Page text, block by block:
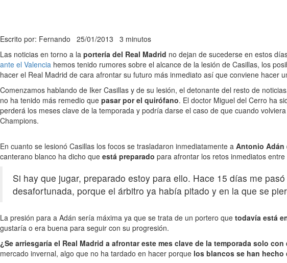
Escrito por: Fernando 25/01/2013 3 minutos
Las noticias en torno a la portería del Real Madrid no dejan de sucederse en estos
ante el Valencia hemos tenido rumores sobre el alcance de la lesión de Casillas, los
hacer el Real Madrid de cara afrontar su futuro más inmediato así que conviene hacer
Comenzamos hablando de Iker Casillas y de su lesión, el detonante del resto de
no ha tenido más remedio que pasar por el quirófano. El doctor Miguel del Cerro ha
perderá los meses clave de la temporada y podría darse el caso de que cuando
Champions.
En cuanto se lesionó Casillas los focos se trasladaron inmediatamente a Antonio Adán
canterano blanco ha dicho que está preparado para afrontar los retos inmediatos
Si hay que jugar, preparado estoy para ello. Hace 15 días me
desafortunada, porque el árbitro ya había pitado y en la que se
La presión para a Adán sería máxima ya que se trata de un portero que todavía está
gustaría o era buena para seguir con su progresión.
¿Se arriesgaría el Real Madrid a afrontar este mes clave de la temporada solo
mercado invernal, algo que no ha tardado en hacer porque los blancos se han